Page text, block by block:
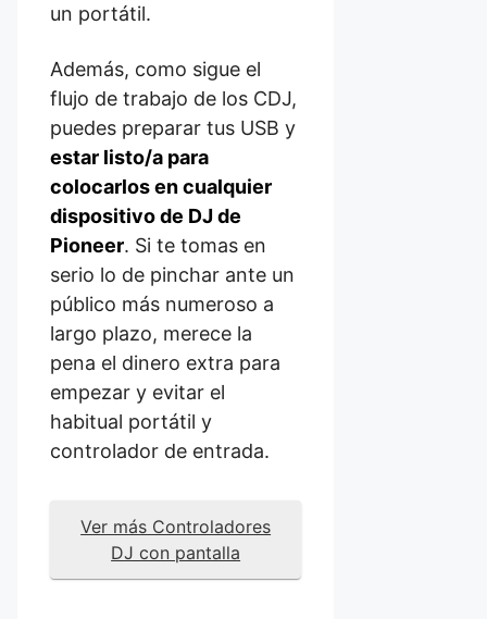
un portátil.
Además, como sigue el
flujo de trabajo de los CDJ,
puedes preparar tus USB y
estar listo/a para
colocarlos en cualquier
dispositivo de DJ de
Pioneer. Si te tomas en
serio lo de pinchar ante un
público más numeroso a
largo plazo, merece la
pena el dinero extra para
empezar y evitar el
habitual portátil y
controlador de entrada.
Ver más Controladores
DJ con pantalla